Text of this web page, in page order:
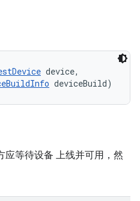
device,
deviceBuild)
应等待设备 上线并可用，然